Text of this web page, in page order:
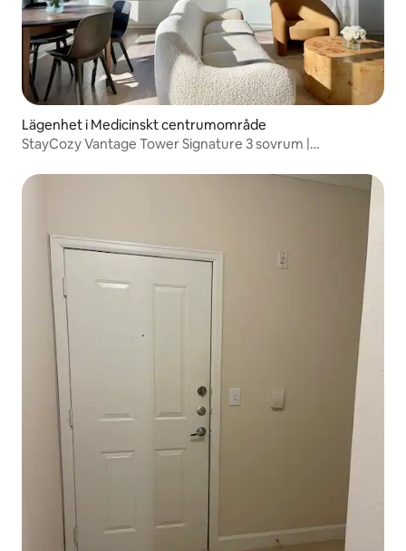
Lägenhet i Medicinskt centrumområde
StayCozy Vantage Tower Signature 3 sovrum |